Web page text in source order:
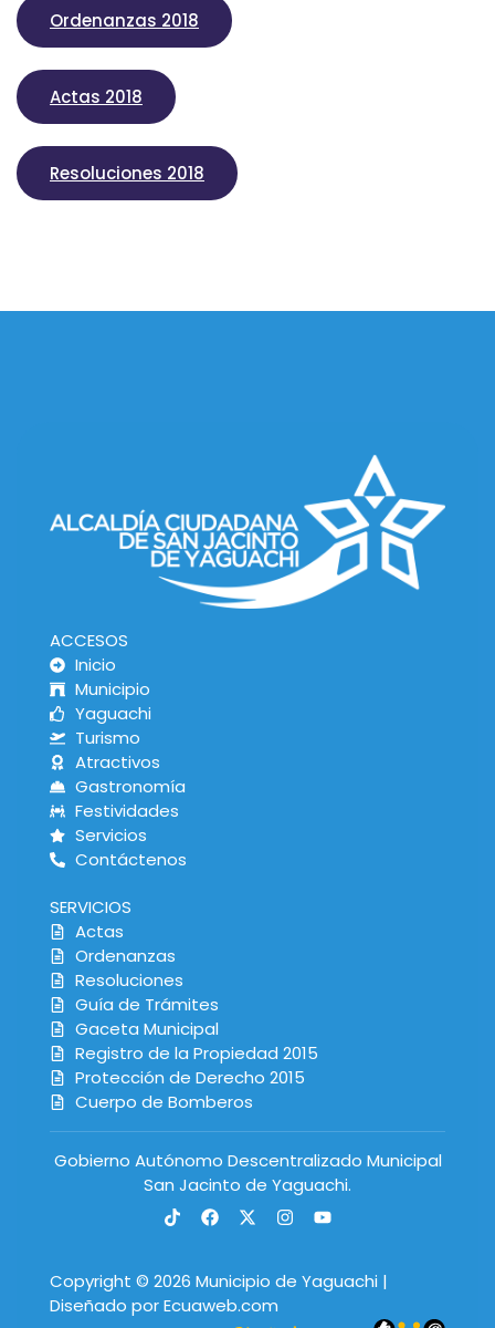
Ordenanzas 2018
Actas 2018
Resoluciones 2018
ACCESOS
Inicio
Municipio
Yaguachi
Turismo
Atractivos
Gastronomía
Festividades
Servicios
Contáctenos
SERVICIOS
Actas
Ordenanzas
Resoluciones
Guía de Trámites
Gaceta Municipal
Registro de la Propiedad 2015
Protección de Derecho 2015
Cuerpo de Bomberos
Gobierno Autónomo Descentralizado Municipal
San Jacinto de Yaguachi.
Copyright © 2026 Municipio de Yaguachi |
Diseñado por Ecuaweb.com